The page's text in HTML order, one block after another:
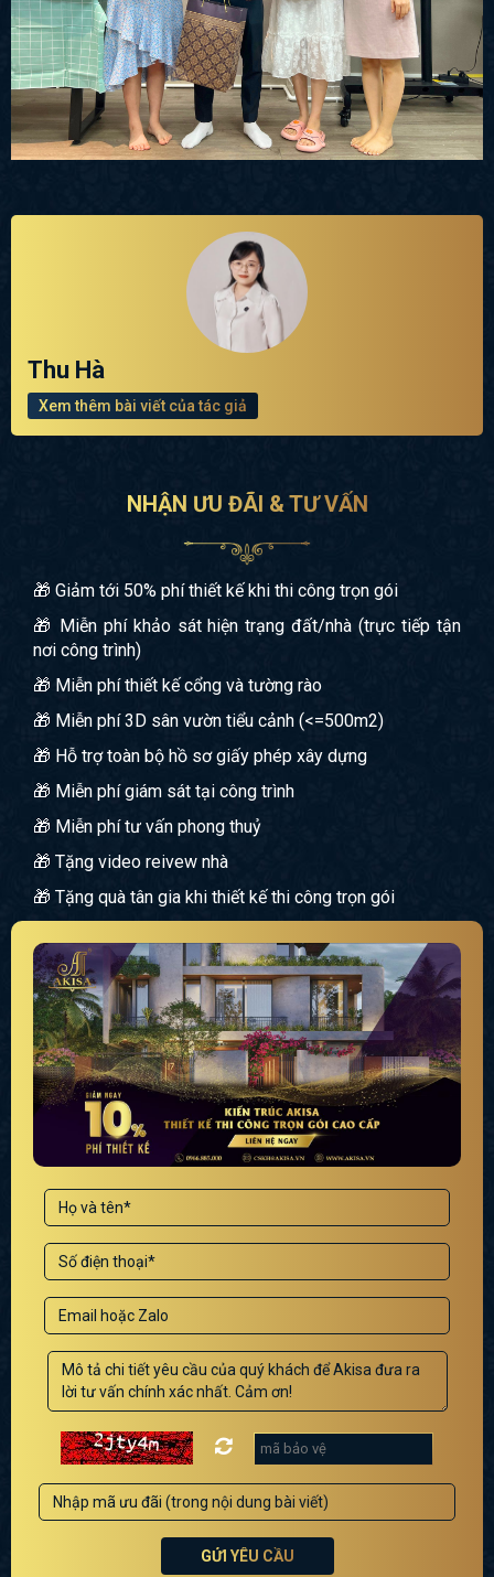
Thu Hà
Xem thêm bài viết của tác giả
NHẬN ƯU ĐÃI & TƯ VẤN
🎁 Giảm tới 50% phí thiết kế khi thi công trọn gói
🎁 Miễn phí khảo sát hiện trạng đất/nhà (trực tiếp tận
nơi công trình)
🎁 Miễn phí thiết kế cổng và tường rào
🎁 Miễn phí 3D sân vườn tiểu cảnh (<=500m2)
🎁 Hỗ trợ toàn bộ hồ sơ giấy phép xây dựng
🎁 Miễn phí giám sát tại công trình
🎁 Miễn phí tư vấn phong thuỷ
🎁 Tặng video reivew nhà
🎁 Tặng quà tân gia khi thiết kế thi công trọn gói
GỬI YÊU CẦU